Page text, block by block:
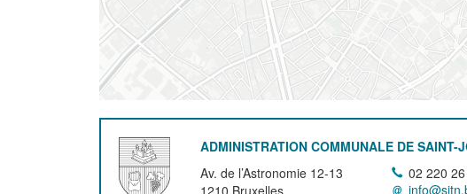
ADMINISTRATION COMMUNALE DE SAINT-
Av. de l’Astronomie 12-13
02 220 26